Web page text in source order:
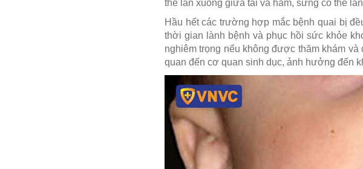
thể lan xuống giữa tai và hàm, sưng có thể
Hầu hết các trường hợp mắc bệnh quai bị
thời gian lành bệnh và phục hồi sức khỏe
nghiêm trọng nếu không được thăm khám
quan đến cơ quan sinh dục, ảnh hưởng đến